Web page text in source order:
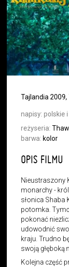
Tajlandia 2009,
napisy: polskie
reżyseria:
barwa: kolor
OPIS FILMU
Nieustraszony
monarchy -
słonica Shaba
potomka.
pokonać
udowodnić
kraju. Trudno
swoją głęboką
Kolejna część